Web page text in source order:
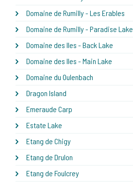
Domaine de Rumilly - Les Erables
Domaine de Rumilly - Paradise Lake
Domaine des Iles - Back Lake
Domaine des Iles - Main Lake
Domaine du Oulenbach
Dragon Island
Emeraude Carp
Estate Lake
Etang de Chigy
Etang de Drulon
Etang de Foulcrey